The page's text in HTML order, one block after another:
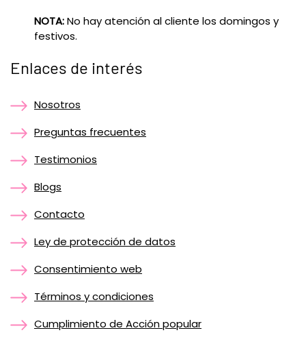
NOTA:No hay atención al cliente los domingos y
festivos.
Enlaces de interés
Nosotros
Preguntas frecuentes
Testimonios
Blogs
Contacto
Ley de protección de datos
Consentimiento web
Términos y condiciones
Cumplimiento de Acción popular